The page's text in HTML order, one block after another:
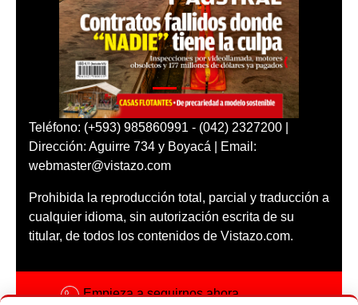
Teléfono: (+593) 985860991 - (042) 2327200 |
Dirección: Aguirre 734 y Boyacá | Email:
webmaster@vistazo.com
Prohibida la reproducción total, parcial y traducción a
cualquier idioma, sin autorización escrita de su
titular, de todos los contenidos de Vistazo.com.
Empieza a seguirnos ahora